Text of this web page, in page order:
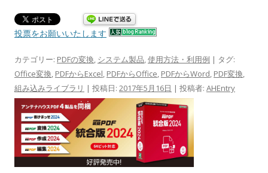
投票をお願いいたします
カテゴリー: PDFの変換, システム製品,使用方法・利用例 | タグ:
Office変換, PDFからExcel, PDFからOffice, PDFからWord, PDF変換,
組み込みライブラリ | 投稿日: 2017年5月16日 | 投稿者: AHEntry